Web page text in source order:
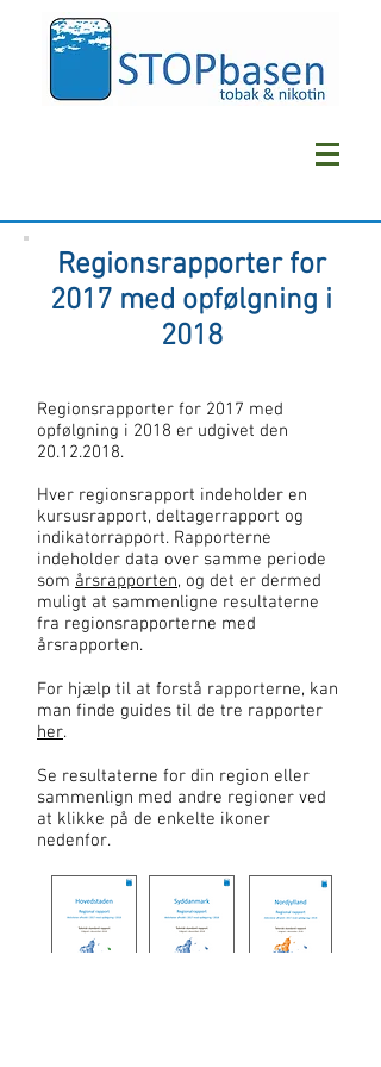
Regionsrapporter for
2017 med opfølgning i
2018
Regionsrapporter for 2017 med
opfølgning i 2018 er udgivet den
20.12.2018.
Hver regionsrapport indeholder en
kursusrapport, deltagerrapport og
indikatorrapport. Rapporterne
indeholder data over samme periode
som årsrapporten, og det er dermed
muligt at sammenligne resultaterne
fra regionsrapporterne med
årsrapporten.
For hjælp til at forstå rapporterne, kan
man finde guides til de tre rapporter
her.
Se resultaterne for din region eller
sammenlign med andre regioner ved
at klikke på de enkelte ikoner
nedenfor.